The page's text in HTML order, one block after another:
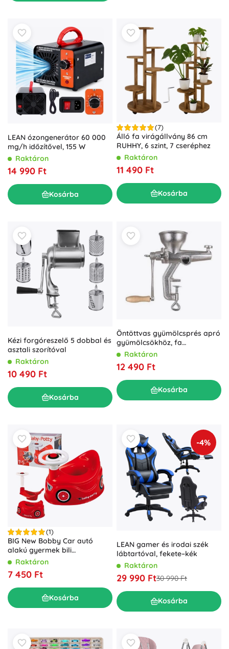
LEAN ózongenerátor 60 000
mg/h időzítővel, 155 W
Raktáron
14 990 Ft
Kosárba
(7)
Álló fa virágállvány 86 cm
RUHHY, 6 szint, 7 cseréphez
Raktáron
11 490 Ft
Kosárba
Kézi forgóreszelő 5 dobbal és
asztali szorítóval
Raktáron
10 490 Ft
Kosárba
Öntöttvas gyümölcsprés apró
gyümölcsökhöz, fa
fogantyúval BANQUET
Raktáron
12 490 Ft
Kosárba
(1)
BIG New Bobby Car autó
alakú gyermek bili
kormánnyal és dudával
Raktáron
7 450 Ft
Kosárba
-4%
LEAN gamer és irodai szék
lábtartóval, fekete–kék
Raktáron
29 990 Ft30 990 Ft
Kosárba